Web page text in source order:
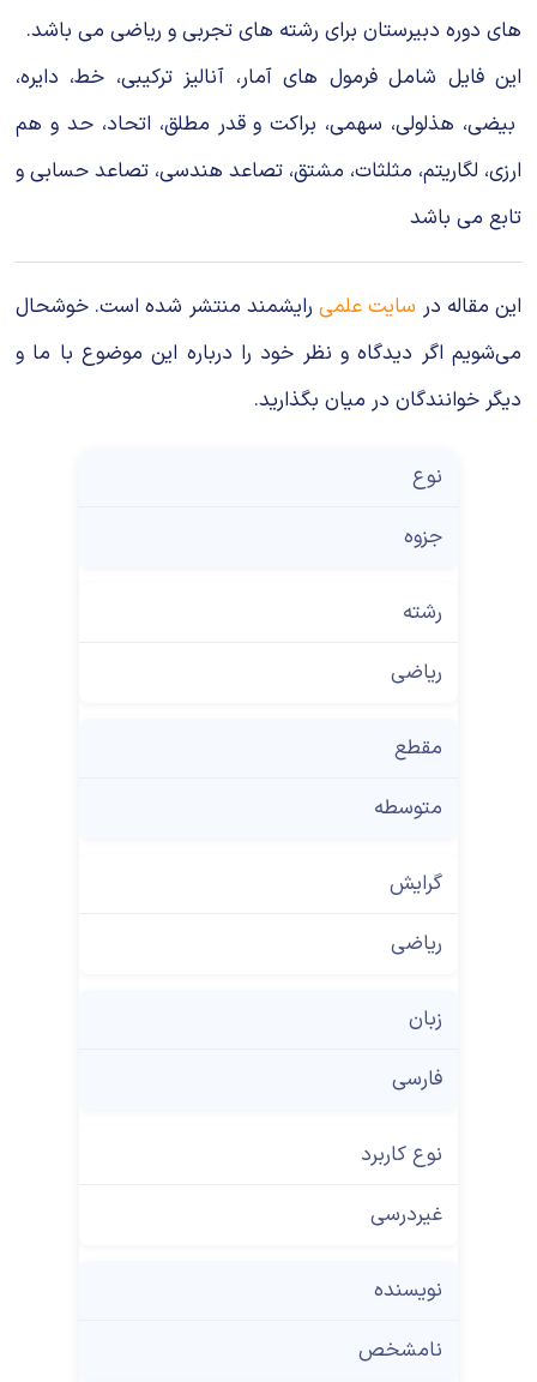
های دوره دبیرستان برای رشته های تجربی و ریاضی می باشد.
این فایل شامل فرمول های آمار، آنالیز ترکیبی، خط، دایره،
بیضی، هذلولی، سهمی، براکت و قدر مطلق، اتحاد، حد و هم
ارزی، لگاریتم، مثلثات، مشتق، تصاعد هندسی، تصاعد حسابی و
تابع می باشد
این مقاله در سایت علمیرایشمند منتشر شده است. خوشحال
می‌شویم اگر دیدگاه و نظر خود را درباره این موضوع با ما و
دیگر خوانندگان در میان بگذارید.
نوع
جزوه
رشته
ریاضی
مقطع
متوسطه
گرایش
ریاضی
زبان
فارسی
نوع کاربرد
غیردرسی
نویسنده
نامشخص
صلاح های شیمیایی
مطالب جالب شیمی
بمب های شیمیایی
شیمی سبز
روانپزشکی
طب سنتی
گیاهان دارویی